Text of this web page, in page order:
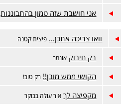
אני חושבת שזה טמון בהתבוננות
וואו צריכה אתכן... פיצית קטנה
רק חיבוק אונמר
הקושי ממש מובן!! רק טוב!
מקפיצה לך אור עולה בבוקר